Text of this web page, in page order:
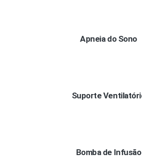
Apneia do Sono
Suporte
Bomba de Infusão